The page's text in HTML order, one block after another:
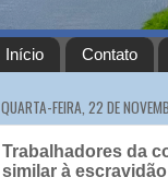
Início Contato
QUARTA-FEIRA, 22 DE
Trabalhadores da
similar à